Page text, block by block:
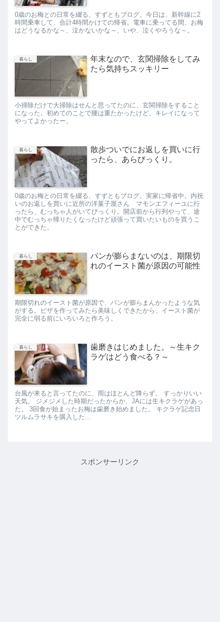
0歳のお梅との日常を綴る、すずともブログ。今日は、新幹線に2
時間乗車して、合計4時間かけての帰省。電車に乗ってる間、お梅
はどうなるかな～、泣かないかな～、いや、泣くやろうな～。
暮らし
年末なので、玄関掃除をしてみ
たら気持ちスッキリー
小掃除だけで大掃除はせんと思ってたのに、玄関掃除をすること
になった。初めてのことで腰は重たかったけど、キレイになって
やってよかったー。
暮らし
散歩ついでにお返しを買いに行
ったら、あらびっくり。
0歳のお梅との日常を綴る、すずともブログ。実家に帰省中。内祝
いのお返しを買いに近所の洋菓子屋さん マモンエフィーユに行
ったら、むっちゃ人がいてびっくり。開店前から行列やって、途
中でむっちゃ帰りたくなったけど頑張って買いたいものを買うこ
とができた。
暮らし
パンが膨らまないのは、期限切
れのイースト菌が原因の可能性
期限切れのイースト菌が原因で、パンが膨らまんかったような気
がする。ピザを作ってみたら美味しくできたから、イースト菌が
完全に弱る前にいろいろと作ろう。
暮らし
歯磨きはじめました。～生キク
ラゲはどう食べる？～
台風が来ると言ってたのに、雨はほとんど降らず。 すっかりいい
天気。 ジメジメした時期だったからか、JAには生キクラゲがあっ
た。 3回食が始まったお梅は歯磨き始めました。 キクラゲ記念日
ツルムラサキを購入した...
スポンサーリンク